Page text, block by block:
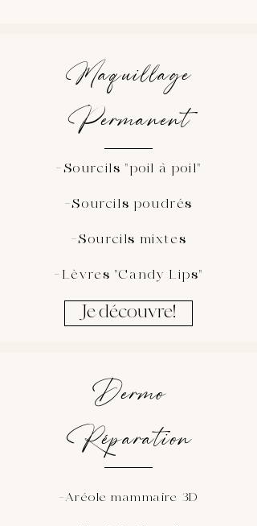
Maquillage
Permanent
-Sourcils "poil à poil"
-Sourcils poudrés
-Sourcils mixtes
-Lèvres "Candy Lips"
Je découvre!
Dermo
Réparation
-Aréole mammaire 3D